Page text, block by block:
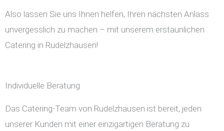
Also lassen Sie uns Ihnen helfen, Ihren nächsten Anlass
unvergesslich zu machen – mit unserem erstaunlichen
Catering in Rudelzhausen!
Individuelle Beratung
Das Catering-Team von Rudelzhausen ist bereit, jeden
unserer Kunden mit einer einzigartigen Beratung zu